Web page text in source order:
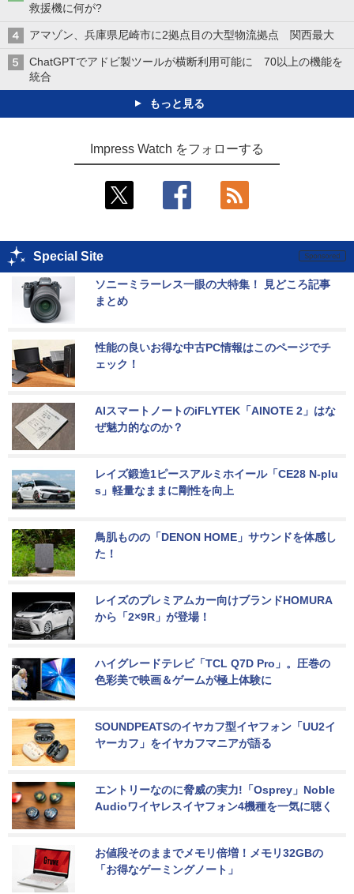
救援機に何が?
アマゾン、兵庫県尼崎市に2拠点目の大型物流拠点 関西最大
ChatGPTでアドビ製ツールが横断利用可能に 70以上の機能を
統合
もっと見る
Impress Watch をフォローする
Special Site
ソニーミラーレス一眼の大特集！ 見どころ記事
まとめ
性能の良いお得な中古PC情報はこのページでチ
ェック！
AIスマートノートのiFLYTEK「AINOTE 2」はな
ぜ魅力的なのか？
レイズ鍛造1ピースアルミホイール「CE28 N-plu
s」軽量なままに剛性を向上
鳥肌ものの「DENON HOME」サウンドを体感し
た！
レイズのプレミアムカー向けブランドHOMURA
から「2×9R」が登場！
ハイグレードテレビ「TCL Q7D Pro」。圧巻の
色彩美で映画＆ゲームが極上体験に
SOUNDPEATSのイヤカフ型イヤフォン「UU2イ
ヤーカフ」をイヤカフマニアが語る
エントリーなのに脅威の実力!「Osprey」Noble
Audioワイヤレスイヤフォン4機種を一気に聴く
お値段そのままでメモリ倍増！メモリ32GBの
「お得なゲーミングノート」